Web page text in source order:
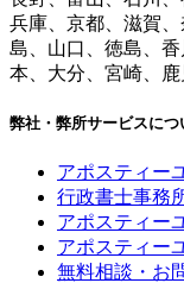
兵庫、京都、滋賀
島、山口、徳島、
本、大分、宮崎、鹿
弊社・弊所サービスにつ
アポスティー
行政書士事務
アポスティー
アポスティー
無料相談・お